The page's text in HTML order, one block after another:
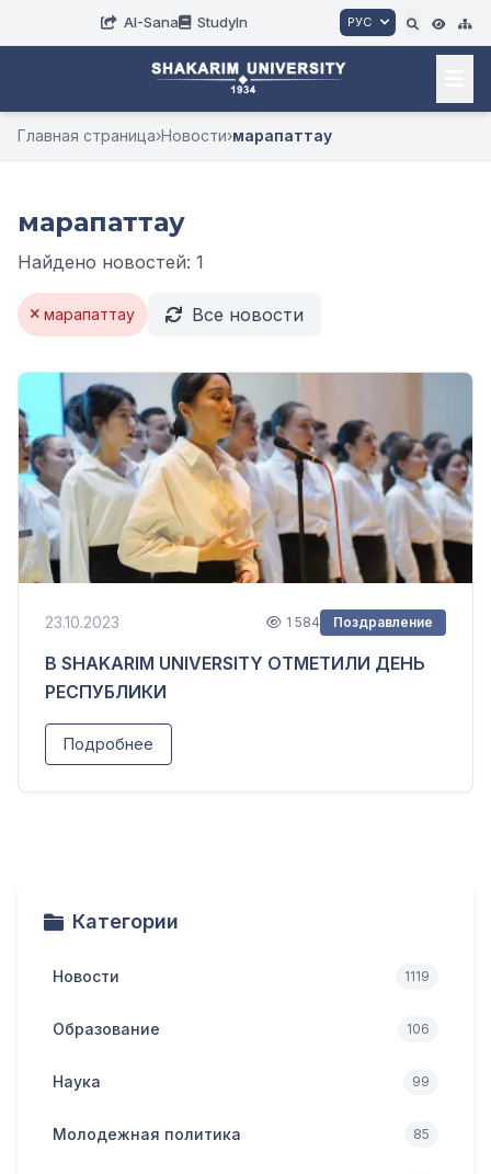
AI-Sana StudyIn РУС
Главная страница›Новости›марапаттау
марапаттау
Найдено новостей: 1
марапаттау Все новости
23.10.2023 1 584 Поздравление
В SHAKARIM UNIVERSITY ОТМЕТИЛИ ДЕНЬ
РЕСПУБЛИКИ
Подробнее
Категории
Новости 1119
Образование 106
Наука 99
Молодежная политика 85